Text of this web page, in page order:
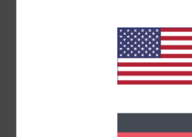
2 VERIFIZIERTEN
OKTOBER 2025
50% UNSERER KUNDEN